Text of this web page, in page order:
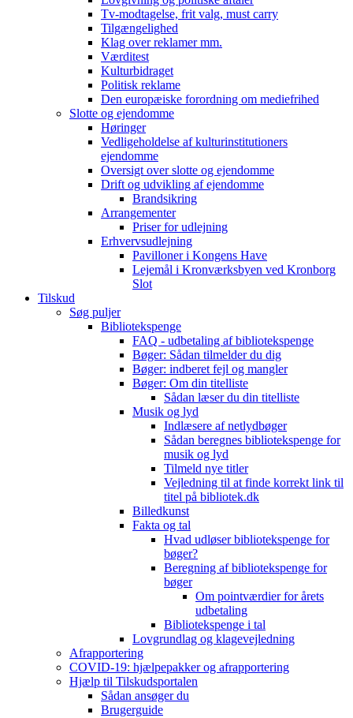
Tv-modtagelse, frit valg, must carry
Tilgængelighed
Klag over reklamer mm.
Værditest
Kulturbidraget
Politisk reklame
Den europæiske forordning om mediefrihed
Slotte og ejendomme
Høringer
Vedligeholdelse af kulturinstitutioners
ejendomme
Oversigt over slotte og ejendomme
Drift og udvikling af ejendomme
Brandsikring
Arrangementer
Priser for udlejning
Erhvervsudlejning
Pavilloner i Kongens Have
Lejemål i Kronværksbyen ved Kronborg
Slot
Tilskud
Søg puljer
Bibliotekspenge
FAQ - udbetaling af bibliotekspenge
Bøger: Sådan tilmelder du dig
Bøger: indberet fejl og mangler
Bøger: Om din titelliste
Sådan læser du din titelliste
Musik og lyd
Indlæsere af netlydbøger
Sådan beregnes bibliotekspenge for
musik og lyd
Tilmeld nye titler
Vejledning til at finde korrekt link til
titel på bibliotek.dk
Billedkunst
Fakta og tal
Hvad udløser bibliotekspenge for
bøger?
Beregning af bibliotekspenge for
bøger
Om pointværdier for årets
udbetaling
Bibliotekspenge i tal
Lovgrundlag og klagevejledning
Afrapportering
COVID-19: hjælpepakker og afrapportering
Hjælp til Tilskudsportalen
Sådan ansøger du
Brugerguide